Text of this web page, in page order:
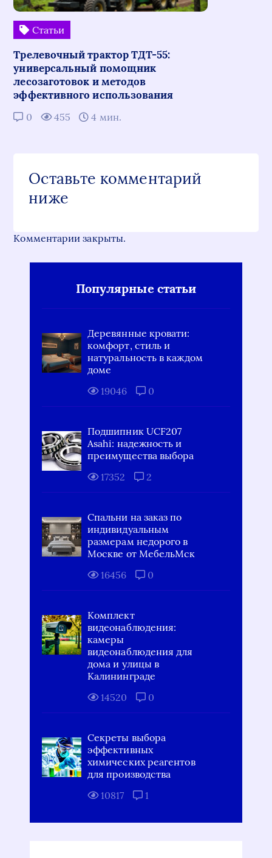
Статьи
Трелевочный трактор ТДТ-55:
универсальный помощник
лесозаготовок и методов
эффективного использования
0 455 4 мин.
Оставьте комментарий
ниже
Комментарии закрыты.
Популярные статьи
Деревянные кровати:
комфорт, стиль и
натуральность в каждом
доме
19046
0
Подшипник UCF207
Asahi: надежность и
преимущества выбора
17352
2
Спальни на заказ по
индивидуальным
размерам недорого в
Москве от МебельМск
16456
0
Комплект
видеонаблюдения:
камеры
видеонаблюдения для
дома и улицы в
Калининграде
14520
0
Секреты выбора
эффективных
химических реагентов
для производства
10817
1